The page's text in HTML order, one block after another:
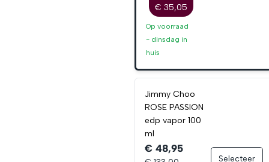
€ 35,05
Op voorraad
- dinsdag in
huis
Jimmy Choo
ROSE PASSION
edp vapor 100
ml
€ 48,95
Selecteer